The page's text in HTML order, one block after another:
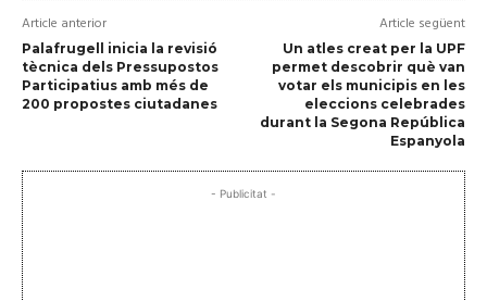
Article anterior
Palafrugell inicia la revisió
tècnica dels Pressupostos
Participatius amb més de
200 propostes ciutadanes
Article següent
Un atles creat per la UPF
permet descobrir què van
votar els municipis en les
eleccions celebrades
durant la Segona República
Espanyola
- Publicitat -